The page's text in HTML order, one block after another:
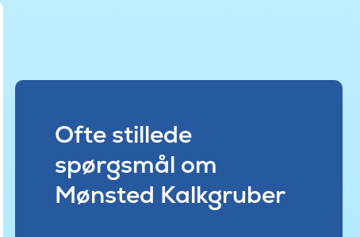
Ofte stillede
spørgsmål om
Mønsted Kalkgruber